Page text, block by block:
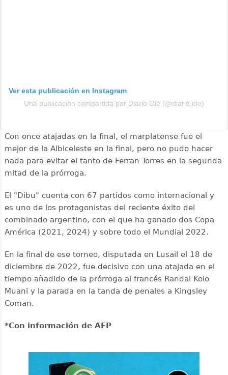
Ver esta publicación en Instagram
Una publicación compartida por Diario Olé (@diario.ole)
Con once atajadas en la final, el marplatense fue el
mejor de la Albiceleste en la final, pero no pudo hacer
nada para evitar el tanto de Ferran Torres en la segunda
mitad de la prórroga.
El "Dibu" cuenta con 67 partidos como internacional y
es uno de los protagonistas del reciente éxito del
combinado argentino, con el que ha ganado dos Copa
América (2021, 2024) y sobre todo el Mundial 2022.
En la final de ese torneo, disputada en Lusail el 18 de
diciembre de 2022, fue decisivo con una atajada en el
tiempo añadido de la prórroga al francés Randal Kolo
Muani y la parada en la tanda de penales a Kingsley
Coman.
*Con información de AFP